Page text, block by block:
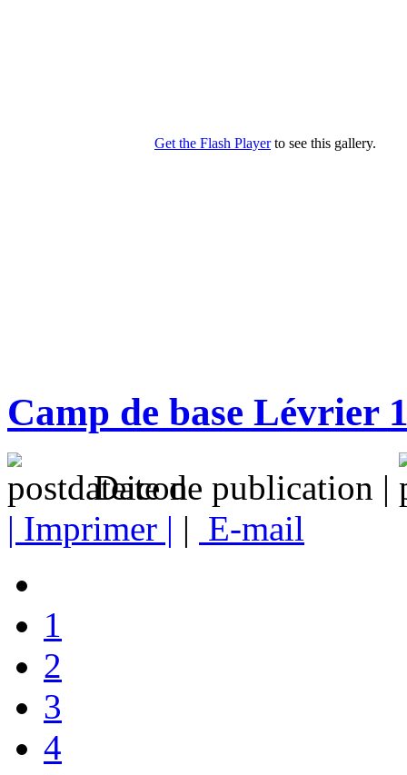
Camp de base Lévrier
Date de publication |
| Imprimer | | E-mail
1
2
3
4